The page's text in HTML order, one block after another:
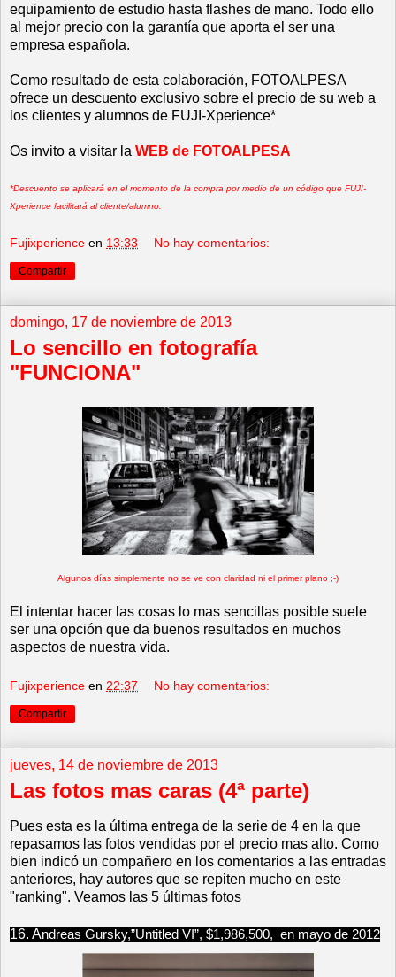
equipamiento de estudio hasta flashes de mano. Todo ello
al mejor precio con la garantía que aporta el ser una
empresa española.
Como resultado de esta colaboración, FOTOALPESA
ofrece un descuento exclusivo sobre el precio de su web a
los clientes y alumnos de FUJI-Xperience*
Os invito a visitar la WEB de FOTOALPESA
*Descuento se aplicará en el momento de la compra por medio de un código que FUJI-
Xperience facilitará al cliente/alumno.
Fujixperience en 13:33 No hay comentarios:
Compartir
domingo, 17 de noviembre de 2013
Lo sencillo en fotografía
"FUNCIONA"
Algunos días simplemente no se ve con claridad ni el primer plano ;-)
El intentar hacer las cosas lo mas sencillas posible suele
ser una opción que da buenos resultados en muchos
aspectos de nuestra vida.
Fujixperience en 22:37 No hay comentarios:
Compartir
jueves, 14 de noviembre de 2013
Las fotos mas caras (4ª parte)
Pues esta es la última entrega de la serie de 4 en la que
repasamos las fotos vendidas por el precio mas alto. Como
bien indicó un compañero en los comentarios a las entradas
anteriores, hay autores que se repiten mucho en este
"ranking". Veamos las 5 últimas fotos
16. Andreas Gursky,”Untitled VI”, $1,986,500, en mayo de 2012